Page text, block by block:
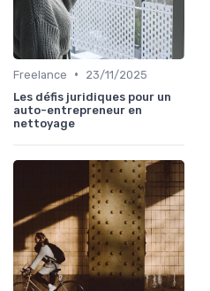
Freelance •
23/11/2025
Les défis juridiques pour un
auto-entrepreneur en
nettoyage